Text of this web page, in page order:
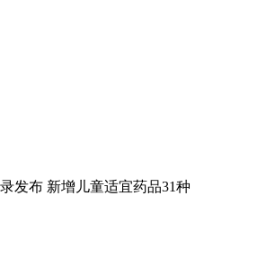
发布 新增儿童适宜药品31种